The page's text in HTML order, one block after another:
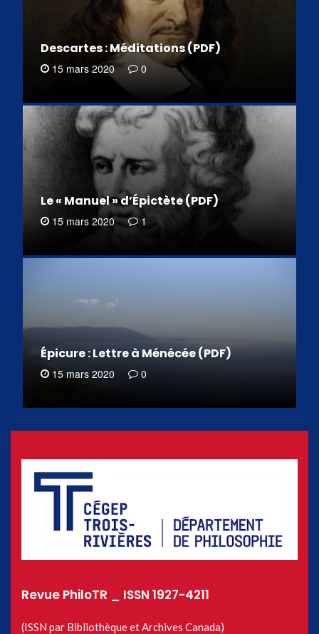
Descartes : Méditations (PDF)
15 mars 2020 0
Le « Manuel » d’Épictète (PDF)
15 mars 2020 1
Épicure : Lettre à Ménécée (PDF)
15 mars 2020 0
Revue PhiloTR _ ISSN 1927-4211
(ISSN par Bibliothèque et Archives Canada)